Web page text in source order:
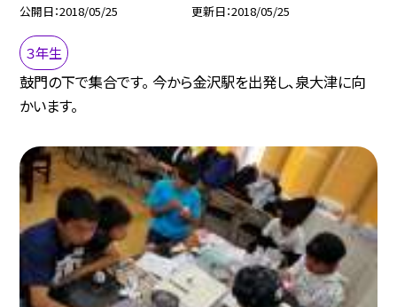
公開日 2018/05/25 更新日 2018/05/25
３年生
鼓門の下で集合です。 今から金沢駅を出発し、泉大津に向
かいます。